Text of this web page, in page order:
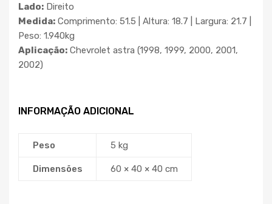
Lado: Direito
Medida: Comprimento: 51.5 | Altura: 18.7 | Largura: 21.7 |
Peso: 1.940kg
Aplicação: Chevrolet astra (1998, 1999, 2000, 2001,
2002)
INFORMAÇÃO ADICIONAL
Peso 5 kg
Dimensões 60 × 40 × 40 cm